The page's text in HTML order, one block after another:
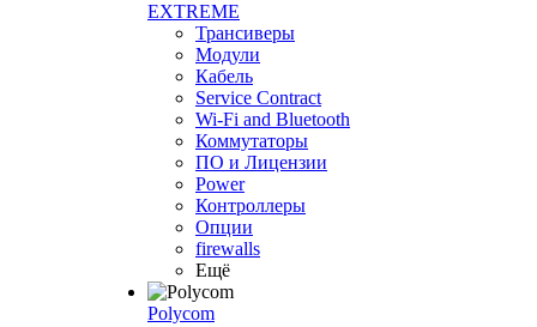
EXTREME
Трансиверы
Модули
Кабель
Service Contract
Wi-Fi and Bluetooth
Коммутаторы
ПО и Лицензии
Power
Контроллеры
Опции
firewalls
Ещё
Polycom